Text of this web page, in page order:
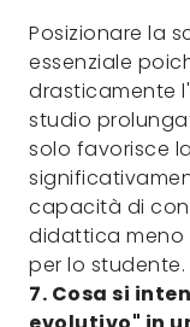
Posizionare la
essenziale
drasticamente
studio
solo favorisce
capacità di
didattica
per lo studente.
7. Cosa si